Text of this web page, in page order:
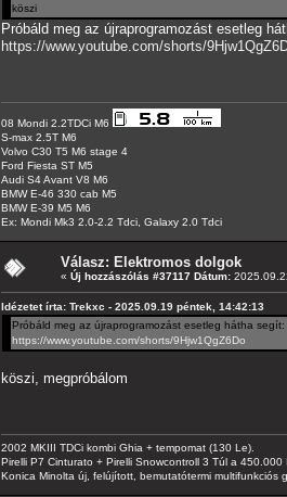
köszi
Próbáld meg az újraprogramozást esetleg
https://www.youtube.com/shorts/
08 Mondi 2.2TDCi M6
S-max 2.5T M6
Volvo C30 T5 M6 stage 4
Ford Fiesta ST M5
Audi S4 Avant V8 M6
BMW E-46 330 cab M5
BMW E-39 M5 M6
Ex: Mondi Mk3 2.0-2.2 Tdci, Galaxy 2.0 Tdci
Válasz: Elektromos dolgok
« Új hozzászólás #37117 Dátum:
Idézetet írta: Trekxc - 2025.09.19 péntek, 14:42:13
Próbáld meg az újraprogramozást esetleg hátha segít:
https://www.youtube.com/shorts/9Hjw1QgZ6Do
köszi, megpróbálom
2002 MKIII TDCi kombi Ghia + tempomat (130 Le).
Pirelli P7 Cinturato + Pirelli Snowcontroll 3 Túl a 450.000
Konica Minolta új, felújított, bemutatótermi